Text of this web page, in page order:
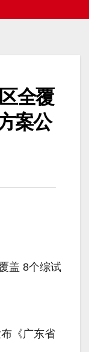
全覆
案公
盖 8个综试
《广东省